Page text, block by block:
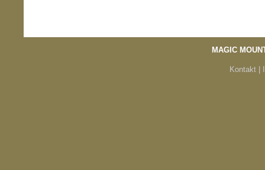
MAGIC
Kontakt |